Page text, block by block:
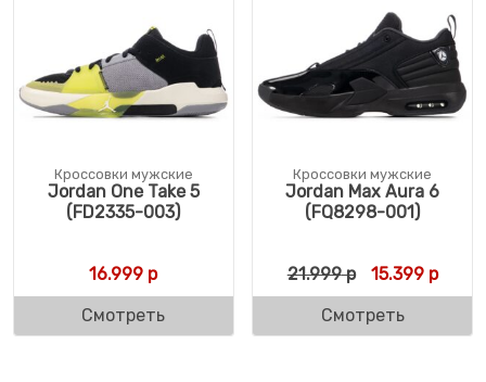
Кроссовки мужские
Jordan One Take 5
(FD2335-003)
16.999 р
Смотреть
Кроссовки мужские
Jordan Max Aura 6
(FQ8298-001)
21.999р 15.399р
Смотреть